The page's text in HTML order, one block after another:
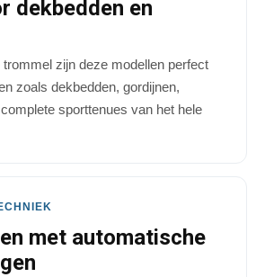
dekbedden en
zijn deze modellen perfect
zoals dekbedden, gordijnen,
sporttenues van het hele
met automatische